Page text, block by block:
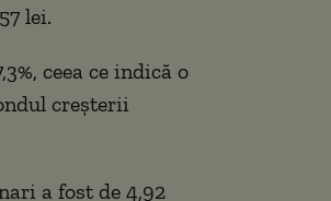
lei.
ceea ce indică o
creșterii
a fost de 4,92